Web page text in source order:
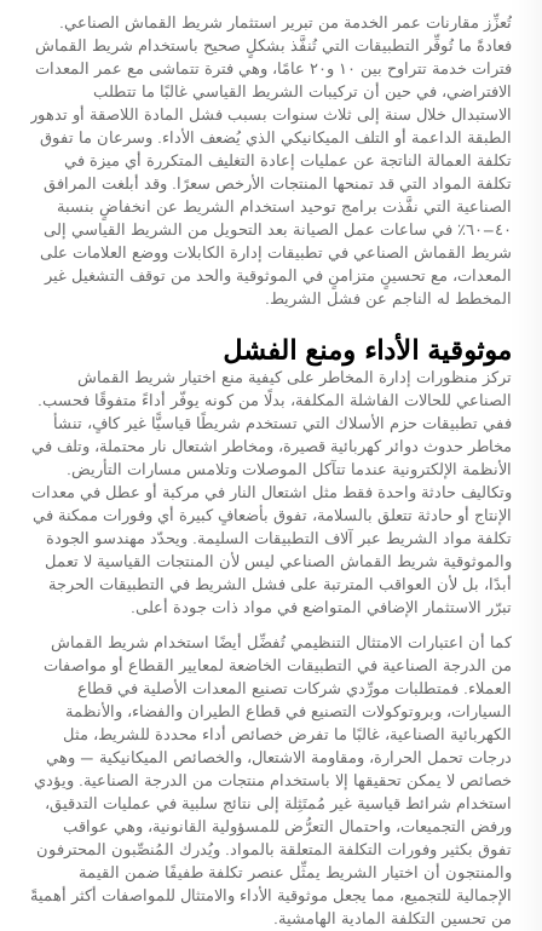
تُعزِّز مقارنات عمر الخدمة من تبرير استثمار شريط القماش الصناعي.
فعادةً ما تُوفِّر التطبيقات التي تُنفَّذ بشكلٍ صحيح باستخدام شريط القماش
فترات خدمة تتراوح بين ١٠ و٢٠ عامًا، وهي فترة تتماشى مع عمر المعدات
الافتراضي، في حين أن تركيبات الشريط القياسي غالبًا ما تتطلب
الاستبدال خلال سنة إلى ثلاث سنوات بسبب فشل المادة اللاصقة أو تدهور
الطبقة الداعمة أو التلف الميكانيكي الذي يُضعف الأداء. وسرعان ما تفوق
تكلفة العمالة الناتجة عن عمليات إعادة التغليف المتكررة أي ميزة في
تكلفة المواد التي قد تمنحها المنتجات الأرخص سعرًا. وقد أبلغت المرافق
الصناعية التي نفَّذت برامج توحيد استخدام الشريط عن انخفاضٍ بنسبة
٤٠–٦٠٪ في ساعات عمل الصيانة بعد التحويل من الشريط القياسي إلى
شريط القماش الصناعي في تطبيقات إدارة الكابلات ووضع العلامات على
المعدات، مع تحسينٍ متزامنٍ في الموثوقية والحد من توقف التشغيل غير
المخطط له الناجم عن فشل الشريط.
موثوقية الأداء ومنع الفشل
تركز منظورات إدارة المخاطر على كيفية منع اختيار شريط القماش
الصناعي للحالات الفاشلة المكلفة، بدلًا من كونه يوفّر أداءً متفوقًا فحسب.
ففي تطبيقات حزم الأسلاك التي تستخدم شريطًا قياسيًّا غير كافٍ، تنشأ
مخاطر حدوث دوائر كهربائية قصيرة، ومخاطر اشتعال نار محتملة، وتلف في
الأنظمة الإلكترونية عندما تتآكل الموصلات وتلامس مسارات التأريض.
وتكاليف حادثة واحدة فقط مثل اشتعال النار في مركبة أو عطل في معدات
الإنتاج أو حادثة تتعلق بالسلامة، تفوق بأضعافٍ كبيرة أي وفورات ممكنة في
تكلفة مواد الشريط عبر آلاف التطبيقات السليمة. ويحدّد مهندسو الجودة
والموثوقية شريط القماش الصناعي ليس لأن المنتجات القياسية لا تعمل
أبدًا، بل لأن العواقب المترتبة على فشل الشريط في التطبيقات الحرجة
تبرّر الاستثمار الإضافي المتواضع في مواد ذات جودة أعلى.
كما أن اعتبارات الامتثال التنظيمي تُفضِّل أيضًا استخدام شريط القماش
من الدرجة الصناعية في التطبيقات الخاضعة لمعايير القطاع أو مواصفات
العملاء. فمتطلبات مورِّدي شركات تصنيع المعدات الأصلية في قطاع
السيارات، وبروتوكولات التصنيع في قطاع الطيران والفضاء، والأنظمة
الكهربائية الصناعية، غالبًا ما تفرض خصائص أداء محددة للشريط، مثل
درجات تحمل الحرارة، ومقاومة الاشتعال، والخصائص الميكانيكية — وهي
خصائص لا يمكن تحقيقها إلا باستخدام منتجات من الدرجة الصناعية. ويؤدي
استخدام شرائط قياسية غير مُمتَثِلة إلى نتائج سلبية في عمليات التدقيق،
ورفض التجميعات، واحتمال التعرُّض للمسؤولية القانونية، وهي عواقب
تفوق بكثير وفورات التكلفة المتعلقة بالمواد. ويُدرك المُنصِّبون المحترفون
والمنتجون أن اختيار الشريط يمثِّل عنصر تكلفة طفيفًا ضمن القيمة
الإجمالية للتجميع، مما يجعل موثوقية الأداء والامتثال للمواصفات أكثر أهميةً
من تحسين التكلفة المادية الهامشية.